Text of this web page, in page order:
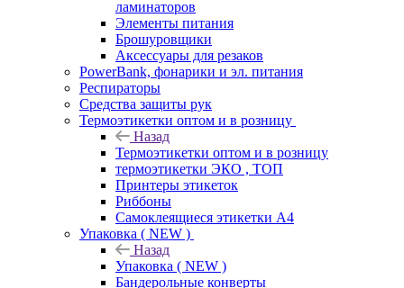
ламинаторов
Элементы питания
Брошуровщики
Аксессуары для резаков
PowerBank, фонарики и эл. питания
Респираторы
Средства защиты рук
Термоэтикетки оптом и в розницу
Назад
Термоэтикетки оптом и в розницу
термоэтикетки ЭКО , ТОП
Принтеры этикеток
Риббоны
Самоклеящиеся этикетки А4
Упаковка ( NEW )
Назад
Упаковка ( NEW )
Бандерольные конверты